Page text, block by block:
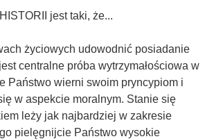
jest taki, że...
życiowych udowodnić posiadanie
centralne próba wytrzymałościowa w
Państwo wierni swoim pryncypiom i
w aspekcie moralnym. Stanie się
leży jak najbardziej w zakresie
pielęgnijcie Państwo wysokie